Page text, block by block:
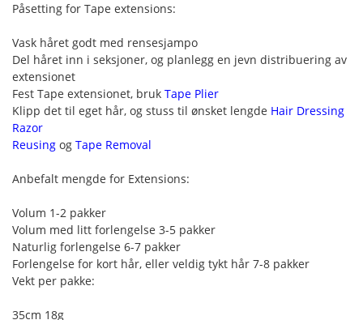
Påsetting for Tape extensions:
Vask håret godt med rensesjampo
Del håret inn i seksjoner, og planlegg en jevn distribuering av
extensionet
Fest Tape extensionet, bruk Tape Plier
Klipp det til eget hår, og stuss til ønsket lengde Hair Dressing
Razor
Reusing og Tape Removal
Anbefalt mengde for Extensions:
Volum 1-2 pakker
Volum med litt forlengelse 3-5 pakker
Naturlig forlengelse 6-7 pakker
Forlengelse for kort hår, eller veldig tykt hår 7-8 pakker
Vekt per pakke:
35cm 18g